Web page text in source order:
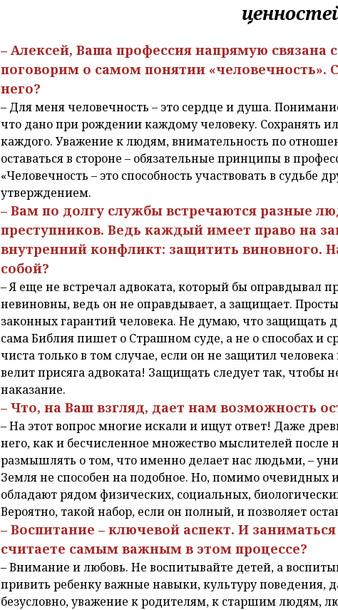
– Алексей, Ваша профессия напрямую связана
поговорим о самом понятии
него?
– Для меня человечность – это сердце и душа.
что дано при рождении каждому человеку. Сохранять
каждого. Уважение к людям, внимательность по
оставаться в стороне – обязательные принципы в
«Человечность – это способность участвовать в судьбе
утверждением.
– Вам по долгу службы встречаются разные
преступников. Ведь каждый имеет право на
внутренний конфликт: защитить виновного.
собой?
– Я еще не встречал адвоката, который бы оправдывал
невиновны, ведь он не оправдывает, а защищает.
законных гарантий человека. Не думаю, что защищать
сама Библия пишет о Страшном суде, а не о способах и
чиста только в том случае, если он не защитил
велит присяга адвоката! Защищать следует так, чтобы
наказание.
– Что, на Ваш взгляд, дает нам возможность
– На этот вопрос многие искали и ищут ответ! Даже
него, как и бесчисленное множество мыслителей после
размышлять о том, что именно делает нас людьми, –
Земля не способен на подобное. Но, помимо очевидных
обладают рядом физических, социальных,
Вероятно, такой набор, если он полный, и позволяет
– Воспитание – ключевой аспект. И
считаете самым важным в этом процессе?
– Внимание и любовь. Не воспитывайте детей, а
привить ребенку важные навыки, культуру
безусловно, уважение к родителям, к старшим людям,